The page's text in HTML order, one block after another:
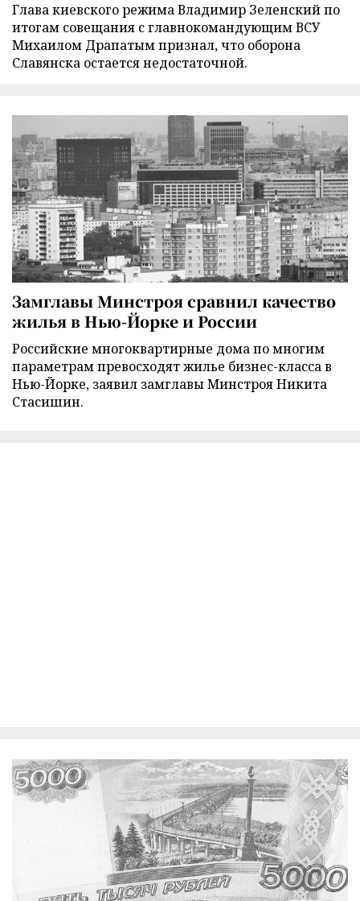
Глава киевского режима Владимир Зеленский по
итогам совещания с главнокомандующим ВСУ
Михаилом Драпатым признал, что оборона
Славянска остается недостаточной.
Замглавы Минстроя сравнил качество
жилья в Нью-Йорке и России
Российские многоквартирные дома по многим
параметрам превосходят жилье бизнес-класса в
Нью-Йорке, заявил замглавы Минстроя Никита
Стасишин.